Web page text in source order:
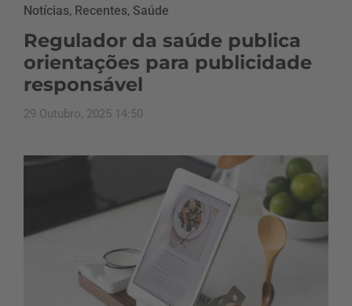
Notícias, Recentes, Saúde
Regulador da saúde publica
orientações para publicidade
responsável
29 Outubro, 2025 14:50